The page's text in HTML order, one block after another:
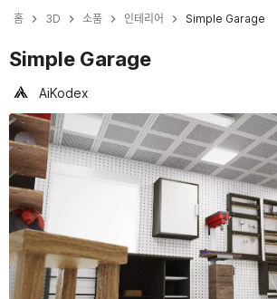
홈 3D 소품 인테리어 Simple Garage
Simple Garage
AiKodex
현재 슬라이드: 1 / 10